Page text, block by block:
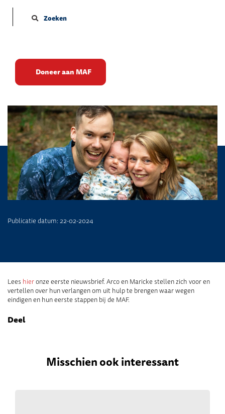
Zoeken
Doneer aan MAF
Even voorstellen –
Nieuwsbrief 1
Publicatie datum: 22-02-2024
Lees hieronze eerste nieuwsbrief. Arco en Maricke stellen zich voor en
vertellen over hun verlangen om uit hulp te brengen waar wegen
eindigen en hun eerste stappen bij de MAF.
Deel
Misschien ook interessant